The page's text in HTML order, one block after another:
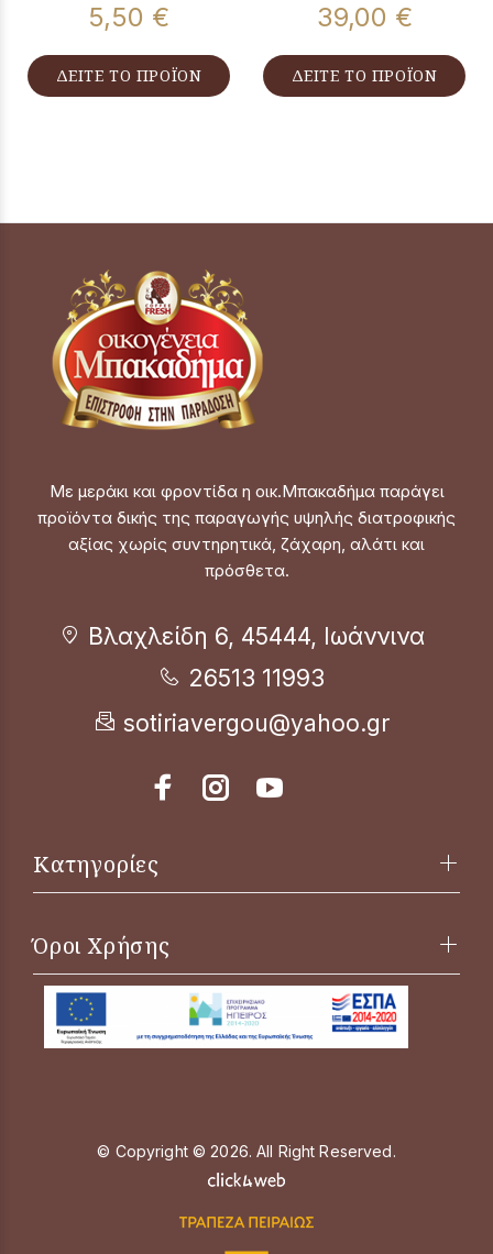
5,50 €
ΔΕΙΤΕ ΤΟ ΠΡΟΪΟΝ
39,00 €
ΔΕΙΤΕ ΤΟ ΠΡΟΪΟΝ
Με μεράκι και φροντίδα η οικ.Μπακαδήμα παράγει
προϊόντα δικής της παραγωγής υψηλής διατροφικής
αξίας χωρίς συντηρητικά, ζάχαρη, αλάτι και
πρόσθετα.
Βλαχλείδη 6, 45444, Ιωάννινα
26513 11993
sotiriavergou@yahoo.gr
Κατηγορίες
Όροι Χρήσης
© Copyright © 2026. All Right Reserved.